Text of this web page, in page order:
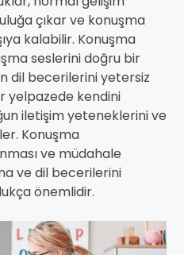
çıkar ve konuşma
kalabilir. Konuşma
seslerini doğru bir
dil becerilerini yetersiz
yelpazede kendini
iletişim yeteneklerini ve
Konuşma
ve müdahale
ve dil becerilerini
önemlidir.